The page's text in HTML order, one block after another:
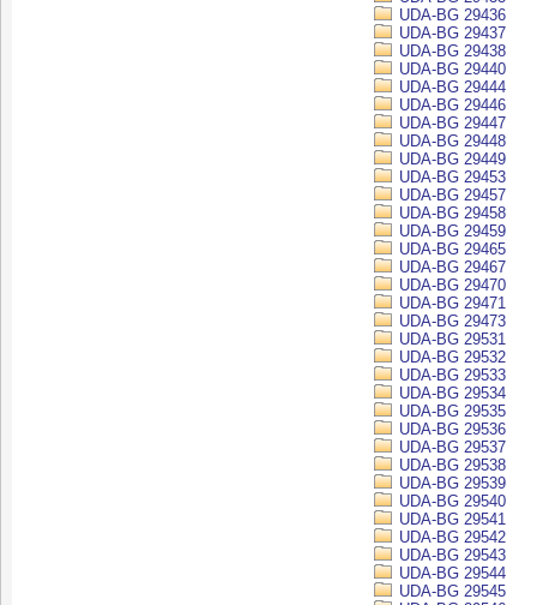
UDA-BG 29436
UDA-BG 29437
UDA-BG 29438
UDA-BG 29440
UDA-BG 29444
UDA-BG 29446
UDA-BG 29447
UDA-BG 29448
UDA-BG 29449
UDA-BG 29453
UDA-BG 29457
UDA-BG 29458
UDA-BG 29459
UDA-BG 29465
UDA-BG 29467
UDA-BG 29470
UDA-BG 29471
UDA-BG 29473
UDA-BG 29531
UDA-BG 29532
UDA-BG 29533
UDA-BG 29534
UDA-BG 29535
UDA-BG 29536
UDA-BG 29537
UDA-BG 29538
UDA-BG 29539
UDA-BG 29540
UDA-BG 29541
UDA-BG 29542
UDA-BG 29543
UDA-BG 29544
UDA-BG 29545